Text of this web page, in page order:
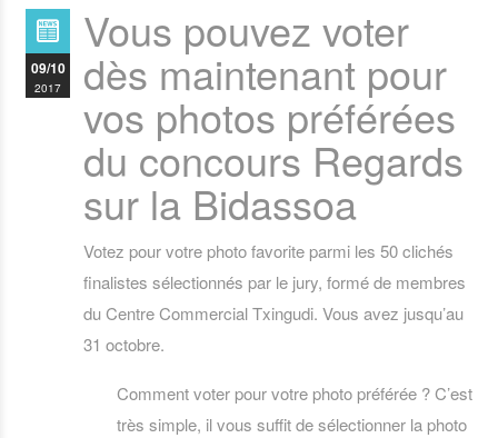
Vous pouvez voter
dès maintenant pour
vos photos préférées
du concours Regards
sur la Bidassoa
Votez pour votre photo favorite parmi les 50 clichés
finalistes sélectionnés par le jury, formé de membres
du Centre Commercial Txingudi. Vous avez jusqu’au
31 octobre.
09/10
2017
Comment voter pour votre photo préférée ? C’est
très simple, il vous suffit de sélectionner la photo